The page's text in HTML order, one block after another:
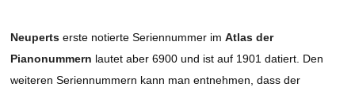
Neuperts erste notierte Seriennummer imAtlas der
Pianonummern lautet aber 6900 und ist auf 1901 datiert. Den
weiteren Seriennummern kann man entnehmen, dass der